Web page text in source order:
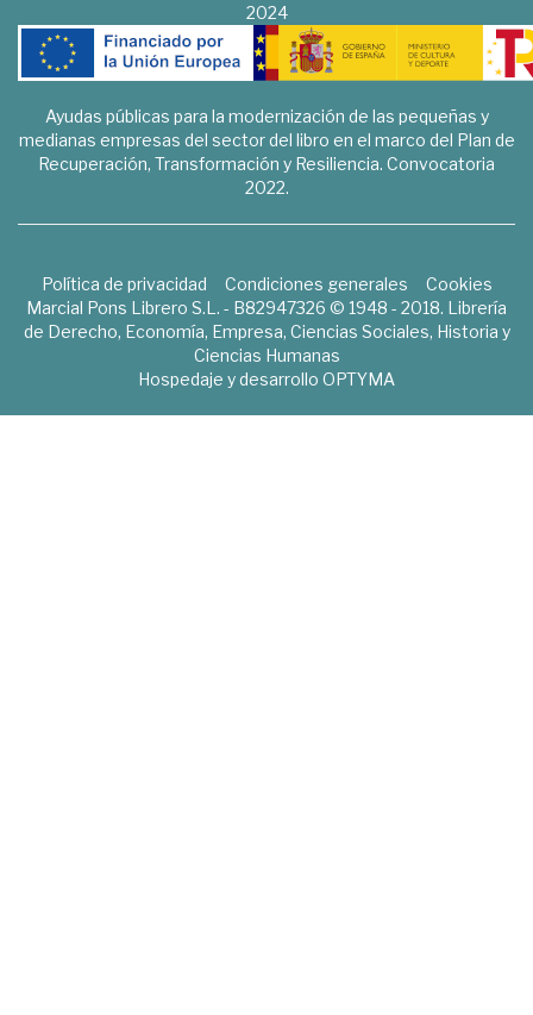
2024
Ayudas públicas para la modernización de las pequeñas y
medianas empresas del sector del libro en el marco del Plan de
Recuperación, Transformación y Resiliencia. Convocatoria
2022.
Política de privacidad Condiciones generales
Cookies
Marcial Pons Librero S.L. - B82947326 © 1948 - 2018. Librería
de Derecho, Economía, Empresa, Ciencias Sociales, Historia y
Ciencias Humanas
Hospedaje y desarrollo OPTYMA